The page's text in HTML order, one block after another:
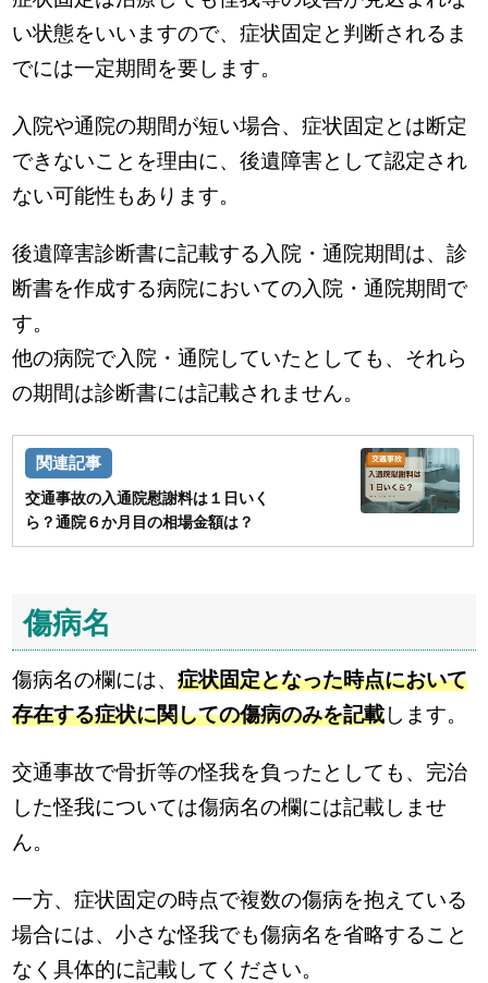
い状態をいいますので、症状固定と判断されるま
でには一定期間を要します。
入院や通院の期間が短い場合、症状固定とは断定
できないことを理由に、後遺障害として認定され
ない可能性もあります。
後遺障害診断書に記載する入院・通院期間は、診
断書を作成する病院においての入院・通院期間で
す。
他の病院で入院・通院していたとしても、それら
の期間は診断書には記載されません。
交通事故の入通院慰謝料は１日いく
ら？通院６か月目の相場金額は？
傷病名
傷病名の欄には、症状固定となった時点において
存在する症状に関しての傷病のみを記載します。
交通事故で骨折等の怪我を負ったとしても、完治
した怪我については傷病名の欄には記載しませ
ん。
一方、症状固定の時点で複数の傷病を抱えている
場合には、小さな怪我でも傷病名を省略すること
なく具体的に記載してください。